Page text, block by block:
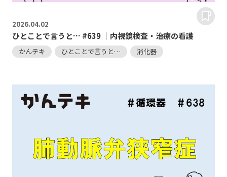
2026.04.02
ひとことで言うと… #639 ｜内視鏡検査・治療の看護
かんテキ ひとことで言うと… 消化器